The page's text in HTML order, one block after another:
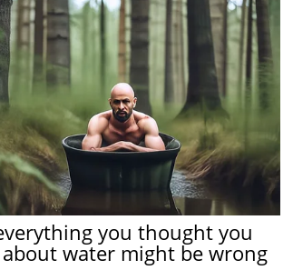
you thought you
water might be wrong